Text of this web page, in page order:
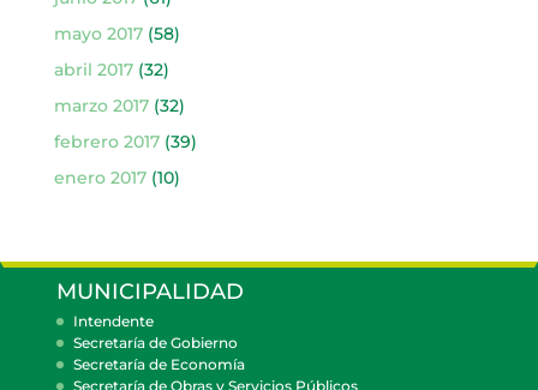
mayo 2017(58)
abril 2017(32)
marzo 2017(32)
febrero 2017(39)
enero 2017(10)
MUNICIPALIDAD
Intendente
Secretaría de Gobierno
Secretaría de Economía
Secretaría de Obras y Servicios Públicos